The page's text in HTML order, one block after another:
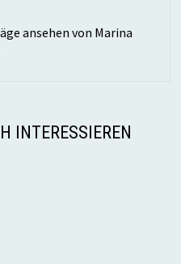
ansehen von Marina
INTERESSIEREN